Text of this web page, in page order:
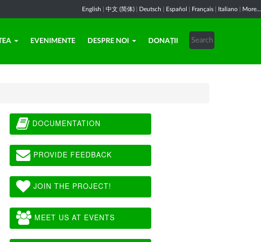
English 中文 (简体) Deutsch Español Français Italiano More...
EVENIMENTE DESPRE NOI DONAȚII
DOCUMENTATION
PROVIDE FEEDBACK
JOIN THE PROJECT!
MEET US AT EVENTS